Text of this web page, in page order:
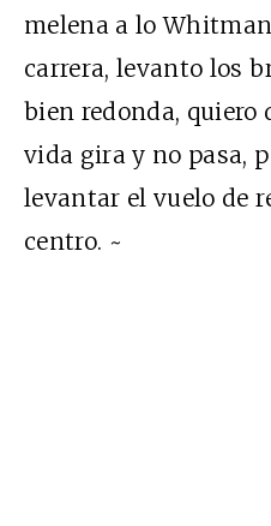
melena a lo
carrera, levanto los
bien redonda, quiero
vida gira y no pasa,
levantar el vuelo de
centro. ~